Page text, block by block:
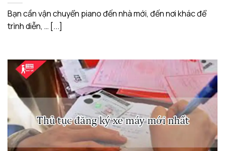
Bạn cần vận chuyển piano đến nhà mới, đến nơi khác để
trình diễn, … [...]